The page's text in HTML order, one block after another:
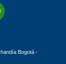
Bogotá -